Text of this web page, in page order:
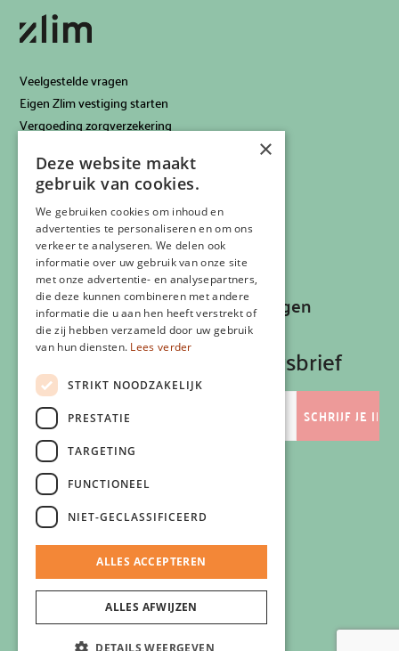
Veelgestelde vragen
Eigen Zlim vestiging starten
Vergoeding zorgverzekering
Privacyverklaring
Cookiebeleid
Klachtenregeling
Algemene voorwaarden
Contactgegevens
Recepten, inspiratie en aanbiedingen
ontvangen?
Schrijf je in op onze nieuwsbrief
mailadres
Volg ons
×
Deze website maakt
gebruik van cookies.
We gebruiken cookies om inhoud en
advertenties te personaliseren en om ons
verkeer te analyseren. We delen ook
informatie over uw gebruik van onze site
met onze advertentie- en analysepartners,
die deze kunnen combineren met andere
informatie die u aan hen heeft verstrekt of
die zij hebben verzameld door uw gebruik
van hun diensten. Lees verder
STRIKT NOODZAKELIJK
PRESTATIE
TARGETING
FUNCTIONEEL
NIET-GECLASSIFICEERD
ALLES ACCEPTEREN
ALLES AFWIJZEN
DETAILS WEERGEVEN